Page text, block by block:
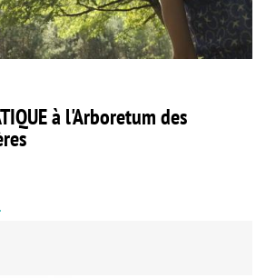
à l'Arboretum des